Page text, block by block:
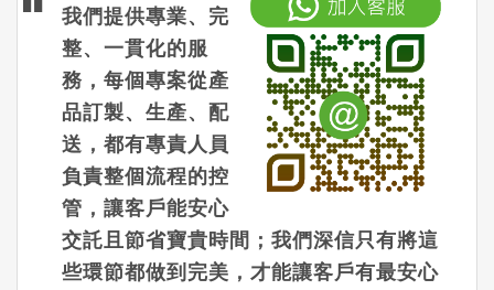
我們提供專業、完
整、一貫化的服
務，每個專案從產
品訂製、生產、配
送，都有專責人員
負責整個流程的控
管，讓客戶能安心
交託且節省寶貴時間；我們深信只有將這
些環節都做到完美，才能讓客戶有最安心